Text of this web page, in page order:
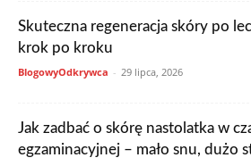
Skuteczna regeneracja skóry po
krok po kroku
BlogowyOdkrywca - 29 lipca, 2026
Jak zadbać o skórę nastolatka w
egzaminacyjnej – mało snu, dużo